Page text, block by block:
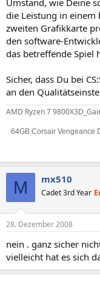
Umstand, wie Deine
die Leistung in einem
zweiten Grafikkarte
den software-
das betreffende Spiel
Sicher, dass Du bei
an den
AMD Ryzen 7
64GB Corsair Vengeance
M mx510
Cadet 3rd Year
28. Dezember 2008
nein . ganz sicher
vielleicht hat es sich